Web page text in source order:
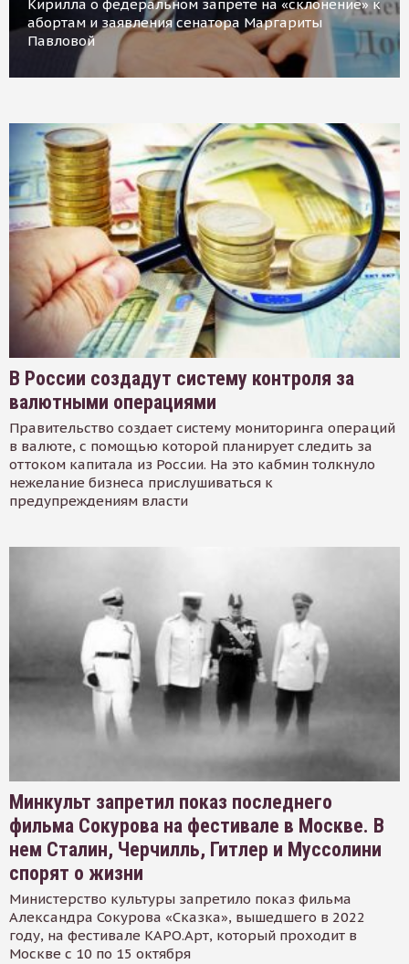
Кирилла о федеральном запрете на «склонение» к
абортам и заявления сенатора Маргариты
Павловой
В России создадут систему контроля за
валютными операциями
Правительство создает систему мониторинга операций
в валюте, с помощью которой планирует следить за
оттоком капитала из России. На это кабмин толкнуло
нежелание бизнеса прислушиваться к
предупреждениям власти
Минкульт запретил показ последнего
фильма Сокурова на фестивале в Москве. В
нем Сталин, Черчилль, Гитлер и Муссолини
спорят о жизни
Министерство культуры запретило показ фильма
Александра Сокурова «Сказка», вышедшего в 2022
году, на фестивале КАРО.Арт, который проходит в
Москве с 10 по 15 октября